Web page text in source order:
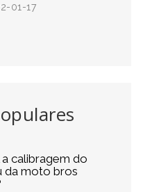
01-17
a calibragem do
da moto bros